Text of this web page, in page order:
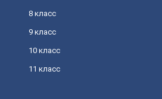
8 класс
9 класс
10 класс
11 класс